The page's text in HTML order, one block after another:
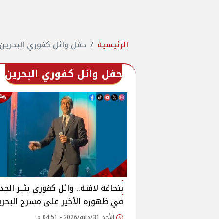
الرئيسية حفل وائل كفوري البحرين
حفل وائل كفوري البحرين
بنحافة لافتة.. وائل كفوري يثير
في ظهوره الأخير على مسرح